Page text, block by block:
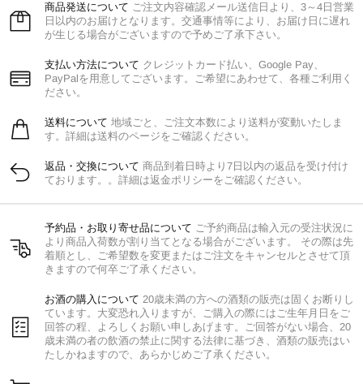
商品発送について ご注文内容確認メール送信日より、3～4日営業
日以内のお届けとなります。交通事情等により、お届け日に遅れ
が生じる場合がございますので予めご了承下さい。
支払い方法について クレジットカード払い、Google Pay、
PayPalを用意してございます。ご希望にあわせて、各種ご利用く
ださい。
送料について 地域ごと、ご注文本数により送料が変動いたしま
す。詳細は送料のページをご確認ください。
返品・交換について 商品到着日時より7日以内の返品を受け付け
ております。。詳細は返金ポリシーをご確認ください。
予約品・お取り寄せ品について ご予約商品は輸入元の受注状況に
より商品入荷数が割り当てとなる場合がございます。 その際は先
着順とし、ご希望数を変更またはご注文をキャンセルとさせて頂
きますので何卒ご了承ください。
お酒の購入について 20歳未満の方への酒類の販売は固くお断りし
ています。大変恐れ入りますが、ご購入の際にはご生年月日をご
回答の程、よろしくお願い申しあげます。ご回答がない場合、20
歳未満の者の飲酒の禁止に関する法律に基づき、酒類の販売はい
たしかねますので、あらかじめご了承ください。